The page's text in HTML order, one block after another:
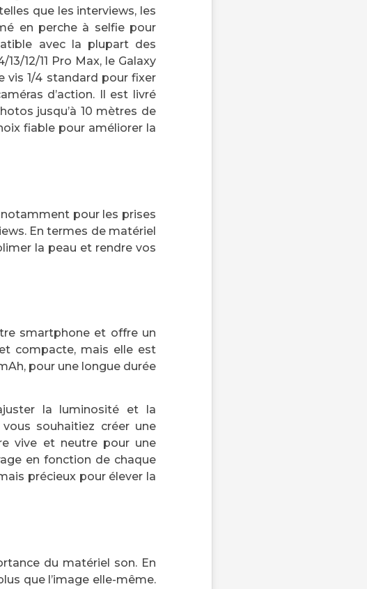
que les interviews, les
en perche à selfie pour
avec la plupart des
12/11 Pro Max, le Galaxy
vis 1/4 standard pour fixer
d’action. Il est livré
jusqu’à 10 mètres de
fiable pour améliorer la
pour les prises
En termes de matériel
la peau et rendre vos
smartphone et offre un
compacte, mais elle est
pour une longue durée
la luminosité et la
souhaitiez créer une
vive et neutre pour une
en fonction de chaque
précieux pour élever la
du matériel son. En
que l’image elle-même.